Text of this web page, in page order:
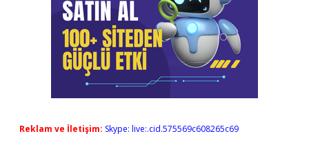
Reklam ve İletişim: Skype: live:.cid.575569c608265c69